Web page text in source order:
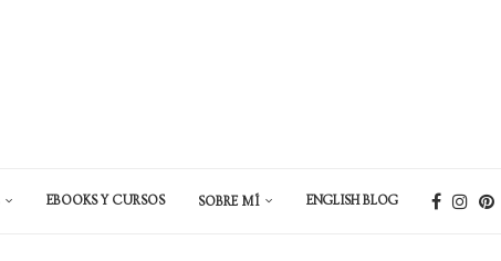
EBOOKS Y CURSOS SOBRE MÍ ENGLISH BLOG